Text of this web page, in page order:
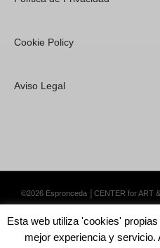
Cookie Policy
Aviso Legal
©2026 Espronceda │CENTER for ART
Esta web utiliza 'cookies'
mejor experiencia y servicio.